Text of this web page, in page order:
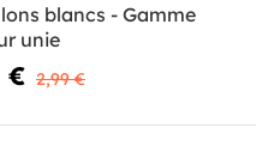
blancs - Gamme
unie
€ 2,99 €